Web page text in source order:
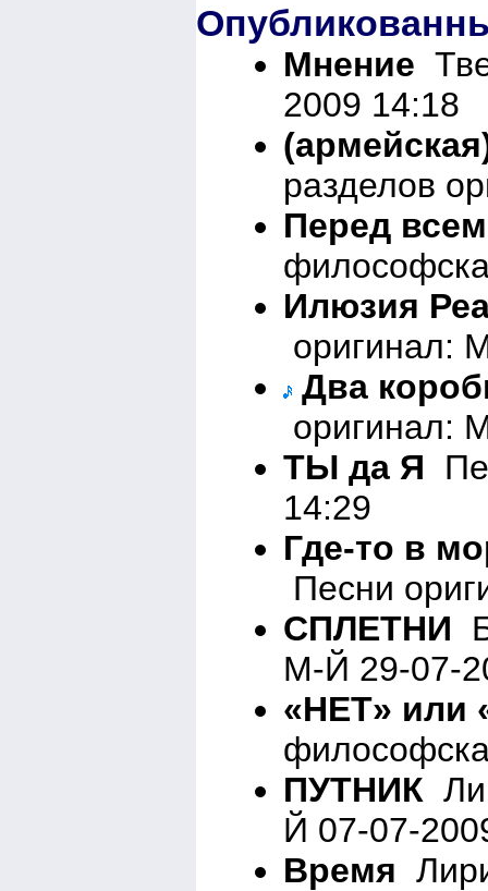
Мнение
2009 14:18
разделов
Перед
Илюзия
оригинал:
Два
оригинал:
ТЫ да Я
14:29
Где-то в
Песни
СПЛЕТНИ
М-Й 29-07-
«НЕТ»
ПУТНИК
Й 07-07-
Время